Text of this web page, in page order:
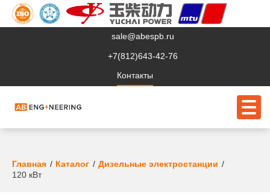
sale@abespb.ru
+7(812)643-42-76
Контакты
О компании
Главная Каталог
Дизельные электростанции
120 кВт